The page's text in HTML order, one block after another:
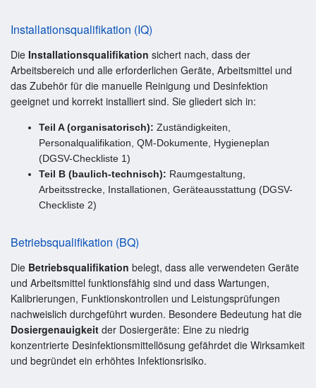
Installationsqualifikation (IQ)
Die Installationsqualifikation sichert nach, dass der
Arbeitsbereich und alle erforderlichen Geräte, Arbeitsmittel und
das Zubehör für die manuelle Reinigung und Desinfektion
geeignet und korrekt installiert sind. Sie gliedert sich in:
Teil A (organisatorisch): Zuständigkeiten,
Personalqualifikation, QM-Dokumente, Hygieneplan
(DGSV-Checkliste 1)
Teil B (baulich-technisch): Raumgestaltung,
Arbeitsstrecke, Installationen, Geräteausstattung (DGSV-
Checkliste 2)
Betriebsqualifikation (BQ)
Die Betriebsqualifikation belegt, dass alle verwendeten Geräte
und Arbeitsmittel funktionsfähig sind und dass Wartungen,
Kalibrierungen, Funktionskontrollen und Leistungsprüfungen
nachweislich durchgeführt wurden. Besondere Bedeutung hat die
Dosiergenauigkeit der Dosiergeräte: Eine zu niedrig
konzentrierte Desinfektionsmittellösung gefährdet die Wirksamkeit
und begründet ein erhöhtes Infektionsrisiko.